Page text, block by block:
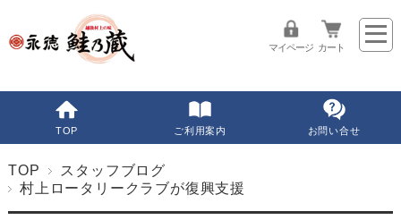
マイページ カート
TOP ご利用案内 お問い合せ
TOP
スタッフブログ
村上ロータリークラブが復興支援